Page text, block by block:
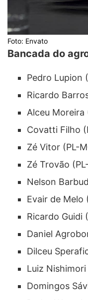
Foto: Envato
Bancada do
Pedro Lupion
Ricardo
Alceu Moreira
Covatti Filho
Zé Vitor (PL-
Zé Trovão
Nelson
Evair de Melo
Ricardo Guidi
Daniel
Dilceu
Luiz Nishimori
Domingos